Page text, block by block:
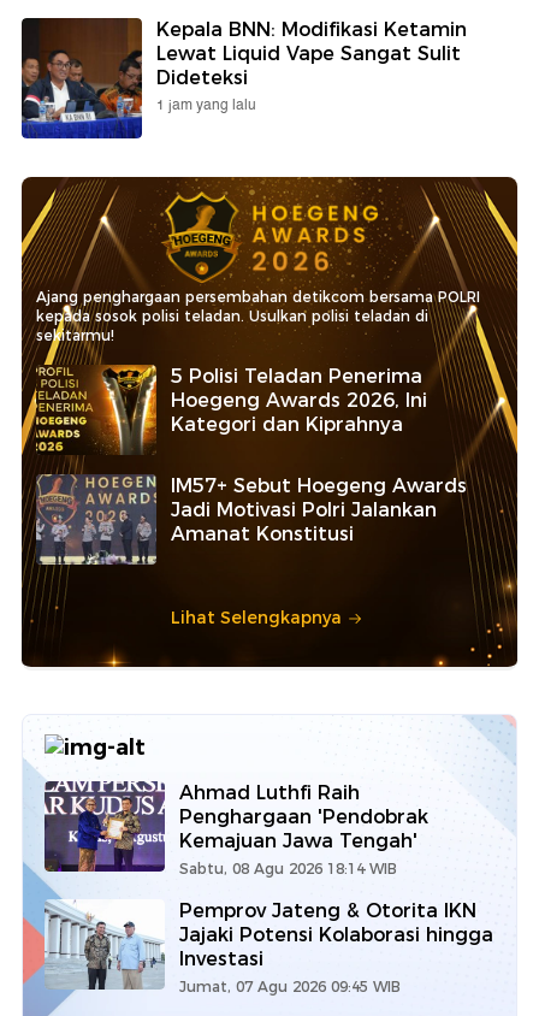
Kepala BNN: Modifikasi Ketamin
Lewat Liquid Vape Sangat Sulit
Dideteksi
1 jam yang lalu
Ajang penghargaan persembahan detikcom bersama POLRI
kepada sosok polisi teladan. Usulkan polisi teladan di
sekitarmu!
5 Polisi Teladan Penerima
Hoegeng Awards 2026, Ini
Kategori dan Kiprahnya
IM57+ Sebut Hoegeng Awards
Jadi Motivasi Polri Jalankan
Amanat Konstitusi
Lihat Selengkapnya
Ahmad Luthfi Raih
Penghargaan 'Pendobrak
Kemajuan Jawa Tengah'
Sabtu, 08 Agu 2026 18:14 WIB
Pemprov Jateng & Otorita IKN
Jajaki Potensi Kolaborasi hingga
Investasi
Jumat, 07 Agu 2026 09:45 WIB